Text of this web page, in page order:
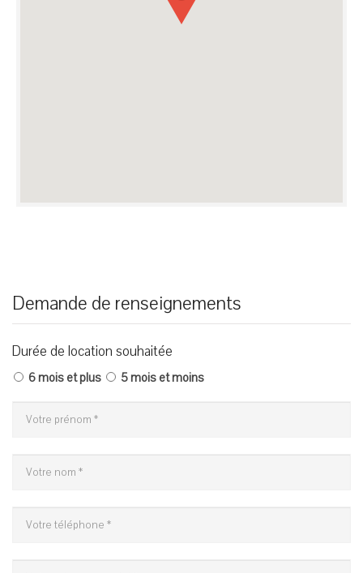
Demande de renseignements
Durée de location souhaitée
6 mois et plus 5 mois et moins